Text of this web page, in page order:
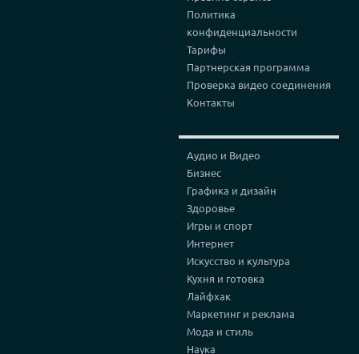
Политика
конфиденциальности
Тарифы
Партнерская программа
Проверка видео соединения
Контакты
Аудио и Видео
Бизнес
Графика и дизайн
Здоровье
Игры и спорт
Интернет
Искусство и культура
Кухня и готовка
Лайфхак
Маркетинг и реклама
Мода и стиль
Наука